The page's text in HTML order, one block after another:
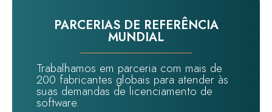
PARCERIAS DE REFERÊNCIA
MUNDIAL
Trabalhamos em parceria com mais de
200 fabricantes globais para atender às
suas demandas de licenciamento de
software.